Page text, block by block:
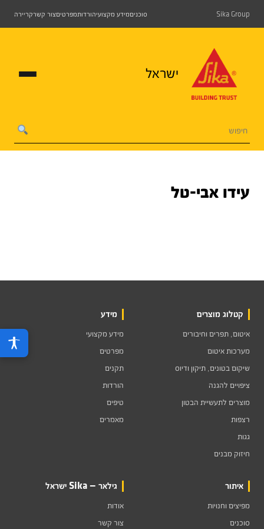
Sika Group סוכניםמידע מקצועיהורדותמפרטיםצור קשרקריירה
ישראל
עידו אבי-טל
קטלוג מוצרים
איטום, תפרים וחיבורים
מערכות איטום
שיקום בטונים, תיקון ודיוס
ציפויים להגנה
מוצרים לתעשיית הבטון
רצפות
גגות
חיזוק מבנים
מידע
מידע מקצועי
מפרטים
תקנים
הורדות
טיפים
מאמרים
איתור
מפיצים וחנויות
סוכנים
גילאר — Sika ישראל
אודות
צור קשר